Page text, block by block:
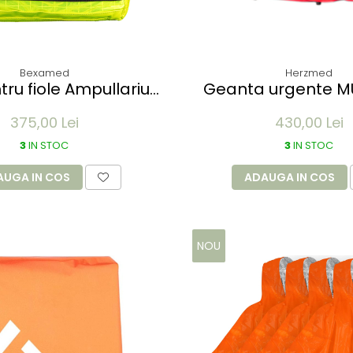
Bexamed
x 24 x 8 5 cm
375,00 Lei
3IN STOC
IN COS
Herzmed
Geanta urgente
culoare rosu - 2
laterale
430,00 Lei
3IN STOC
ADAUGA IN COS
NOU